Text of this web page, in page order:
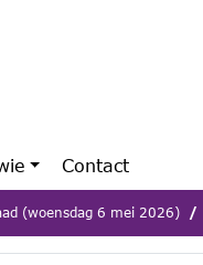
Contact
(woensdag 6 mei 2026)